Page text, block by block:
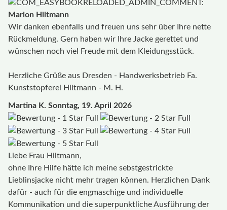
Marion Hiltmann
Wir danken ebenfalls und freuen uns sehr über Ihre nette
Rückmeldung. Gern haben wir Ihre Jacke gerettet und
wünschen noch viel Freude mit dem Kleidungsstück.
Herzliche Grüße aus Dresden - Handwerksbetrieb Fa.
Kunststopferei Hiltmann - M. H.
Martina K. Sonntag, 19. April 2026
Liebe Frau Hiltmann,
ohne Ihre Hilfe hätte ich meine sebstgestrickte
Lieblinsjacke nicht mehr tragen können. Herzlichen Dank
dafür - auch für die engmaschige und individuelle
Kommunikation und die superpunktliche Ausführung der